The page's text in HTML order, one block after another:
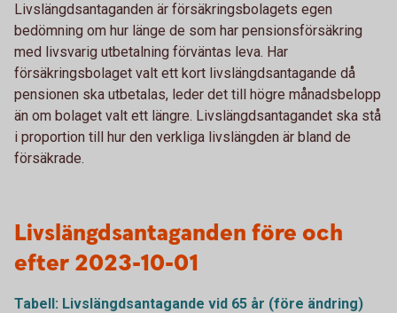
Livslängdsantaganden är försäkringsbolagets egen
bedömning om hur länge de som har pensionsförsäkring
med livsvarig utbetalning förväntas leva. Har
försäkringsbolaget valt ett kort livslängdsantagande då
pensionen ska utbetalas, leder det till högre månadsbelopp
än om bolaget valt ett längre. Livslängdsantagandet ska stå
i proportion till hur den verkliga livslängden är bland de
försäkrade.
Livslängdsantaganden före och
efter 2023-10-01
Tabell: Livslängdsantagande vid 65 år (före ändring)